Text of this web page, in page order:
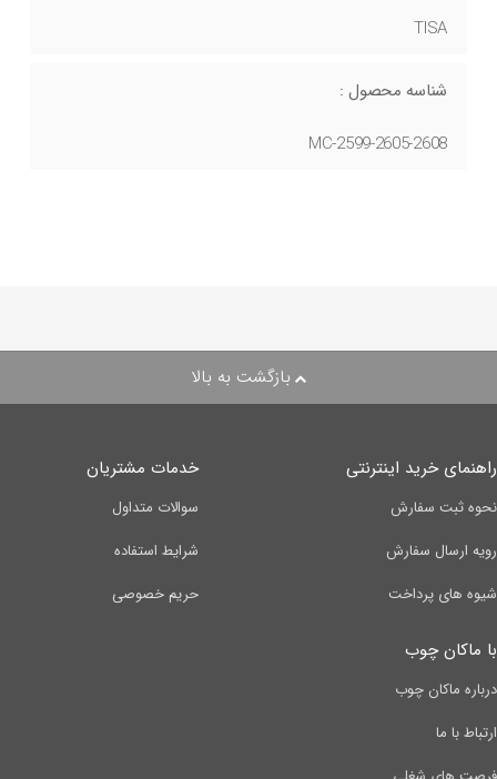
TISA
شناسه محصول :
MC-2599-2605-2608
بازگشت به بالا
راهنمای خرید اینترنتی
نحوه ثبت سفارش
رویه ارسال سفارش
شیوه های پرداخت
خدمات مشتریان
سوالات متداول
شرایط استفاده
حریم خصوصی
با ماکان چوب
درباره ماکان چوب
ارتباط با ما